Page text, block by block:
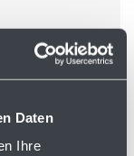
Daten
Ihre